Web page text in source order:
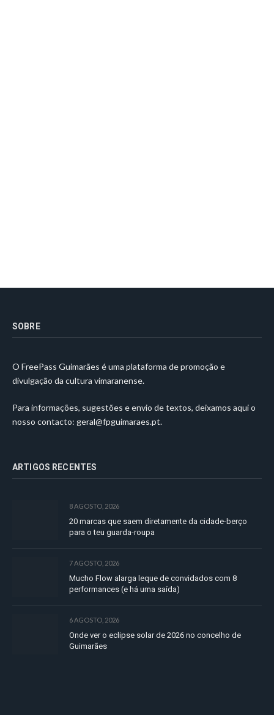
SOBRE
O FreePass Guimarães é uma plataforma de promoção e
divulgação da cultura vimaranense.
Para informações, sugestões e envio de textos, deixamos aqui o
nosso contacto: geral@fpguimaraes.pt.
ARTIGOS RECENTES
8 AGOSTO, 2026
20 marcas que saem diretamente da cidade-berço
para o teu guarda-roupa
7 AGOSTO, 2026
Mucho Flow alarga leque de convidados com 8
performances (e há uma saída)
6 AGOSTO, 2026
Onde ver o eclipse solar de 2026 no concelho de
Guimarães